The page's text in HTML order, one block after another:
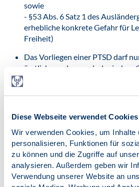
Diese Webseite verwendet Cookies
Wir verwenden Cookies, um Inhalte
personalisieren, Funktionen für
zu können und die Zugriffe auf
analysieren. Außerdem geben wir
Verwendung unserer Website an
sowie
- §53 Abs. 6 Satz 1 des
erhebliche konkrete Gefahr für
Freiheit)
Das Vorliegen einer PTSD darf
ärztlichen oder psychologischen
werden. Im Falle einer
berücksichtigen, dass die
angemessene Überprüfung eines
PTSD ist nur gewährleistet, wenn
mehrmals von einem ärztlichen
Psychotherapeuten eingehend
solche Überprüfung sollte mit
Patienten nicht automatisch
dann, wenn erhebliche Zweifel an